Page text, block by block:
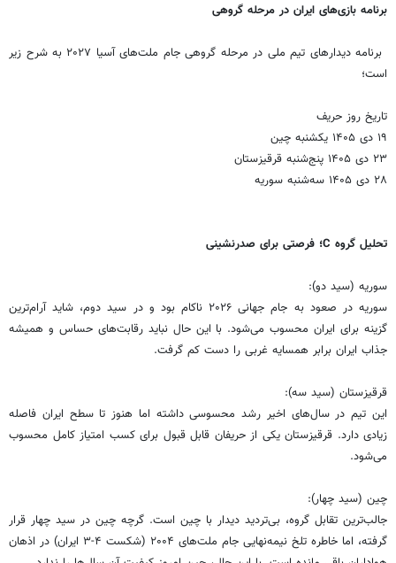
برنامه بازی‌های ایران در مرحله گروهی
برنامه دیدارهای تیم ملی در مرحله گروهی جام ملت‌های آسیا ۲۰۲۷ به شرح زیر
است؛
تاریخ روز حریف
۱۹ دی ۱۴۰۵ یکشنبه چین
۲۳ دی ۱۴۰۵ پنج‌شنبه قرقیزستان
۲۸ دی ۱۴۰۵ سه‌شنبه سوریه
تحلیل گروه C؛ فرصتی برای صدرنشینی
سوریه (سید دو):
سوریه در صعود به جام جهانی ۲۰۲۶ ناکام بود و در سید دوم، شاید آرام‌ترین
گزینه برای ایران محسوب می‌شود. با این حال نباید رقابت‌های حساس و همیشه
جذاب ایران برابر همسایه غربی را دست کم گرفت.
قرقیزستان (سید سه):
این تیم در سال‌های اخیر رشد محسوسی داشته اما هنوز تا سطح ایران فاصله
زیادی دارد. قرقیزستان یکی از حریفان قابل قبول برای کسب امتیاز کامل محسوب
می‌شود.
چین (سید چهار):
جالب‌ترین تقابل گروه، بی‌تردید دیدار با چین است. گرچه چین در سید چهار قرار
گرفته، اما خاطره تلخ نیمه‌نهایی جام ملت‌های ۲۰۰۴ (شکست ۴-۳ ایران) در اذهان